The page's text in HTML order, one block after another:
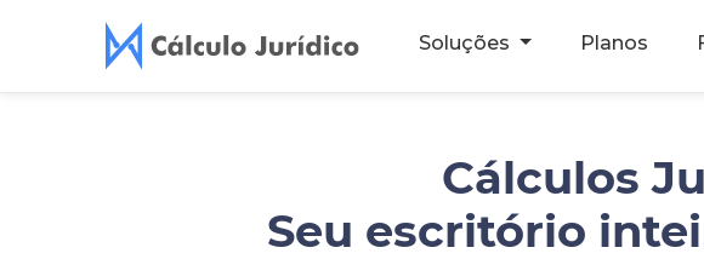
Soluções Planos
Cálculos
Seu escritório